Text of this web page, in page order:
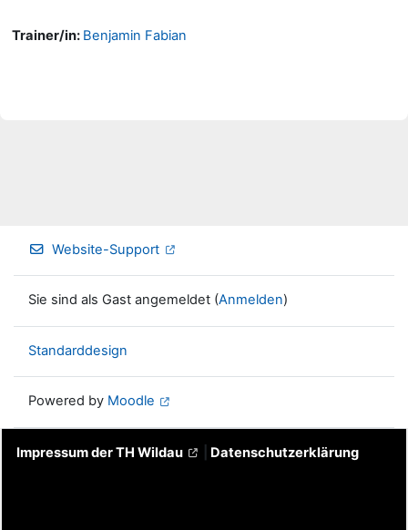
Trainer/in: Benjamin Fabian
Website-Support
Sie sind als Gast angemeldet (Anmelden)
Standarddesign
Powered by Moodle
Impressum der TH Wildau Datenschutzerklärung